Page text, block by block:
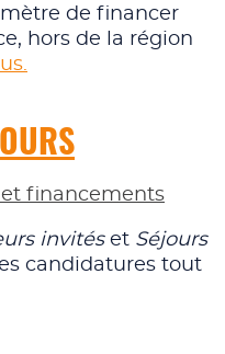
de financer
hors de la région
financements
invitéset Séjours
candidatures tout